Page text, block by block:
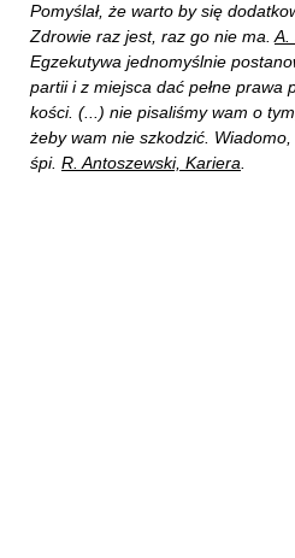
Pomyślał, że warto by się
Zdrowie raz jest, raz go nie ma. A.
Egzekutywa jednomyślnie
partii i z miejsca dać pełne prawa
kości. (...) nie pisaliśmy wam o
żeby wam nie szkodzić.
śpi. R. Antoszewski, Kariera